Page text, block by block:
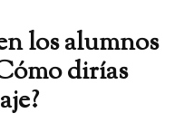
los alumnos
dirías